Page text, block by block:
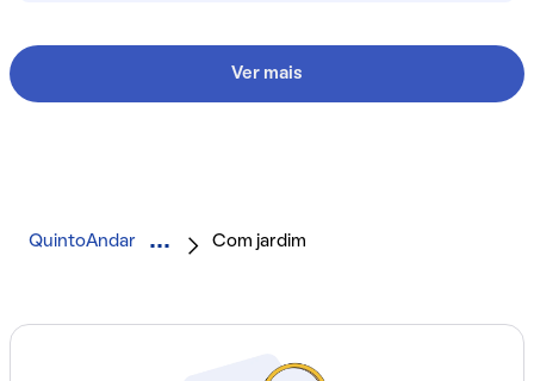
Ver mais
QuintoAndar Com jardim